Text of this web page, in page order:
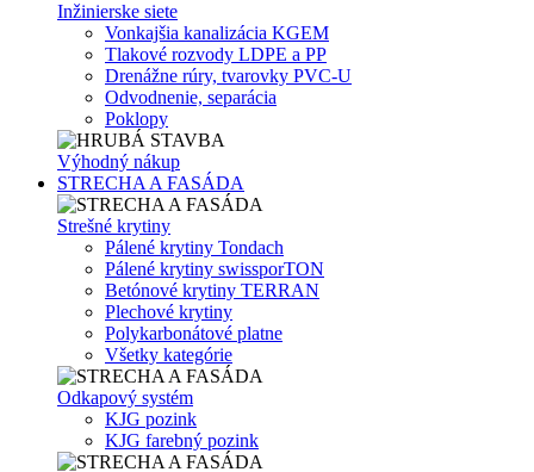
Inžinierske siete
Vonkajšia kanalizácia KGEM
Tlakové rozvody LDPE a PP
Drenážne rúry, tvarovky PVC-U
Odvodnenie, separácia
Poklopy
Výhodný nákup
STRECHA A FASÁDA
Strešné krytiny
Pálené krytiny Tondach
Pálené krytiny swissporTON
Betónové krytiny TERRAN
Plechové krytiny
Polykarbonátové platne
Všetky kategórie
Odkapový systém
KJG pozink
KJG farebný pozink